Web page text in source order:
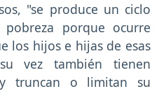
"se produce un ciclo
porque ocurre
los hijos e hijas de esas
vez también tienen
y truncan o limitan su